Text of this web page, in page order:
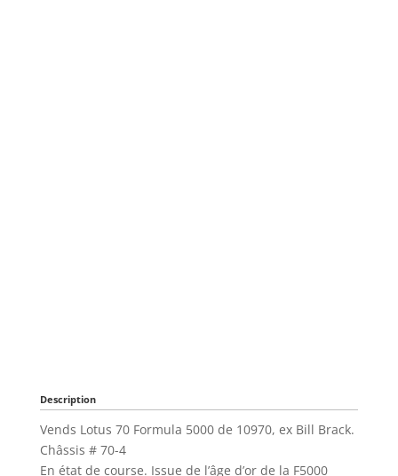
Description
Vends Lotus 70 Formula 5000 de 10970, ex Bill Brack.
Châssis # 70-4
En état de course. Issue de l’âge d’or de la F5000